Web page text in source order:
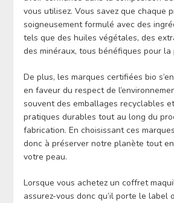
vous utilisez. Vous savez que chaque
soigneusement formulé avec des
tels que des huiles végétales, des
des minéraux, tous bénéfiques pour la
De plus, les marques certifiées bio
en faveur du respect de
souvent des emballages recyclables
pratiques durables tout au long du
fabrication. En choisissant ces
donc à préserver notre planète tout
votre peau.
Lorsque vous achetez un coffret
assurez-vous donc qu’il porte le label